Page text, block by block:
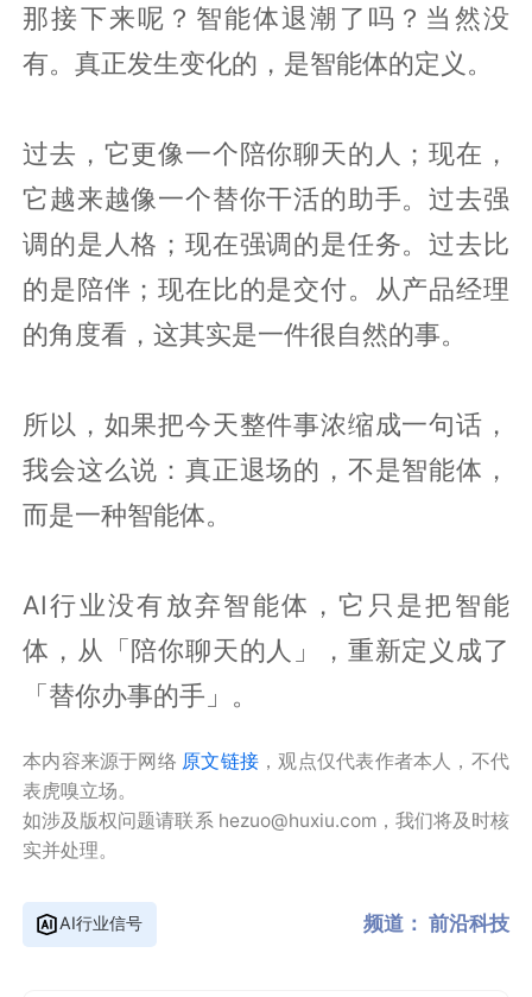
那接下来呢？智能体退潮了吗？当然没
有。真正发生变化的，是智能体的定义。
过去，它更像一个陪你聊天的人；现在，
它越来越像一个替你干活的助手。过去强
调的是人格；现在强调的是任务。过去比
的是陪伴；现在比的是交付。从产品经理
的角度看，这其实是一件很自然的事。
所以，如果把今天整件事浓缩成一句话，
我会这么说：真正退场的，不是智能体，
而是一种智能体。
AI行业没有放弃智能体，它只是把智能
体，从「陪你聊天的人」，重新定义成了
「替你办事的手」。
本内容来源于网络 原文链接 ，观点仅代表作者本人，不代
表虎嗅立场。
如涉及版权问题请联系 hezuo@huxiu.com，我们将及时核
实并处理。
AI行业信号 频道： 前沿科技